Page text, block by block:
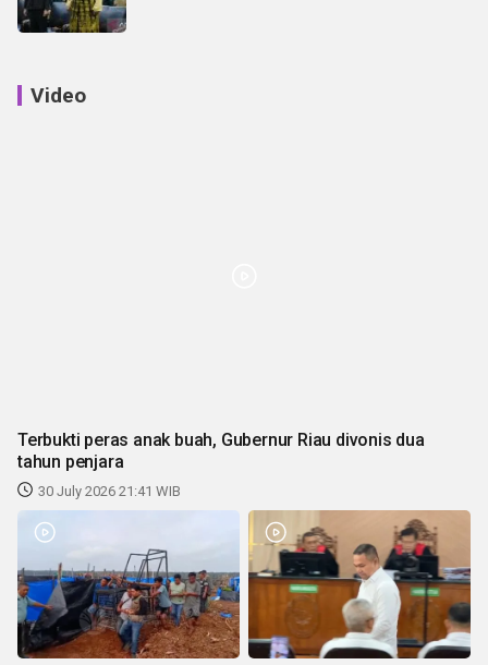
Video
Terbukti peras anak buah, Gubernur Riau divonis dua
tahun penjara
30 July 2026 21:41 WIB